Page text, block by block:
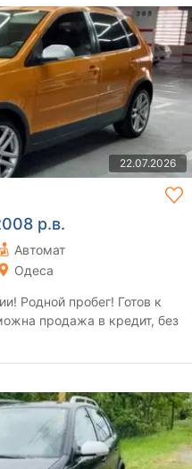
22.07.2026
р.в.
Автомат
Одеса
Родной пробег! Готов к
продажа в кредит, без